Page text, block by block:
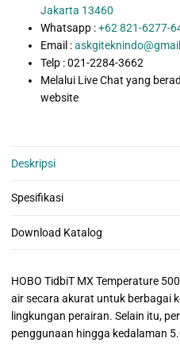
Jakarta 13460
Whatsapp :+62 821-6277-
Email :
Telp : 021-2284-3662
Melalui Live Chat yang
website
Deskripsi
Spesifikasi
Download Katalog
HOBO TidbiT MX Temperature
air secara akurat untuk berbagai
lingkungan perairan. Selain itu,
penggunaan hingga kedalaman